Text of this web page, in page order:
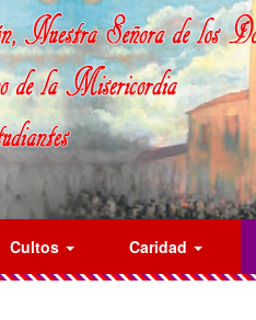
Cultos Caridad